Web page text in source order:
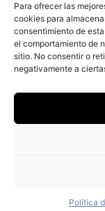
Para ofrecer las
cookies para
consentimiento de
el comportamiento de
sitio. No consentir o
negativamente a
Política
(Amaya) ha
vehículos
OK Rent a
presencia
Redacción - 22 de
OK Rent a Car
ampliando la
de las más